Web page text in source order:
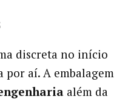
discreta no início
por aí. A embalagem
além da